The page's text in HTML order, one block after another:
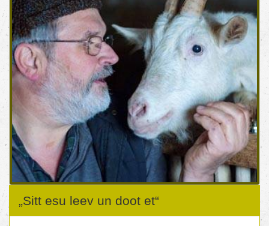
„Sitt esu leev un doot et“